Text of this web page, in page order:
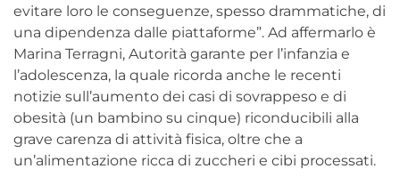
evitare loro le conseguenze, spesso drammatiche, di
una dipendenza dalle piattaforme”. Ad affermarlo è
Marina Terragni, Autorità garante per l’infanzia e
l’adolescenza, la quale ricorda anche le recenti
notizie sull’aumento dei casi di sovrappeso e di
obesità (un bambino su cinque) riconducibili alla
grave carenza di attività fisica, oltre che a
un’alimentazione ricca di zuccheri e cibi processati.